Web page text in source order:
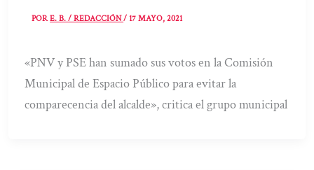
PORE. B. / REDACCIÓN/17 MAYO, 2021
«PNV y PSE han sumado sus votos en la Comisión
Municipal de Espacio Público para evitar la
comparecencia del alcalde», critica el grupo municipal